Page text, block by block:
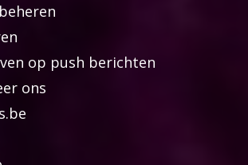
op push berichten
ons